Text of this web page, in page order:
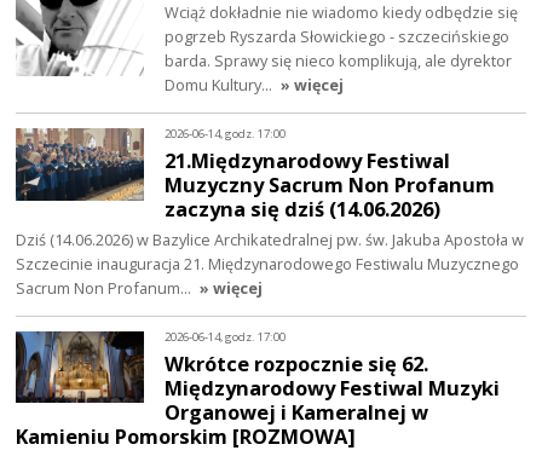
Wciąż dokładnie nie wiadomo kiedy odbędzie się
pogrzeb Ryszarda Słowickiego - szczecińskiego
barda. Sprawy się nieco komplikują, ale dyrektor
Domu Kultury… » więcej
2026-06-14, godz. 17:00
21.Międzynarodowy Festiwal
Muzyczny Sacrum Non Profanum
zaczyna się dziś (14.06.2026)
Dziś (14.06.2026) w Bazylice Archikatedralnej pw. św. Jakuba Apostoła w
Szczecinie inauguracja 21. Międzynarodowego Festiwalu Muzycznego
Sacrum Non Profanum… » więcej
2026-06-14, godz. 17:00
Wkrótce rozpocznie się 62.
Międzynarodowy Festiwal Muzyki
Organowej i Kameralnej w
Kamieniu Pomorskim [ROZMOWA]